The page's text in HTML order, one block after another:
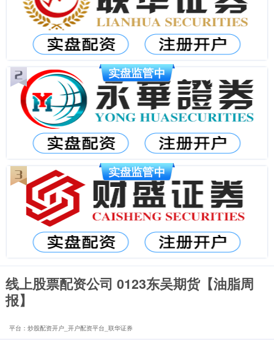
线上股票配资公司 0123东吴期货【油脂周
报】
平台：炒股配资开户_开户配资平台_联华证券